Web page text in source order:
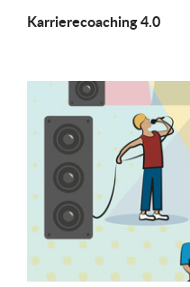
Karriere­coaching 4.0